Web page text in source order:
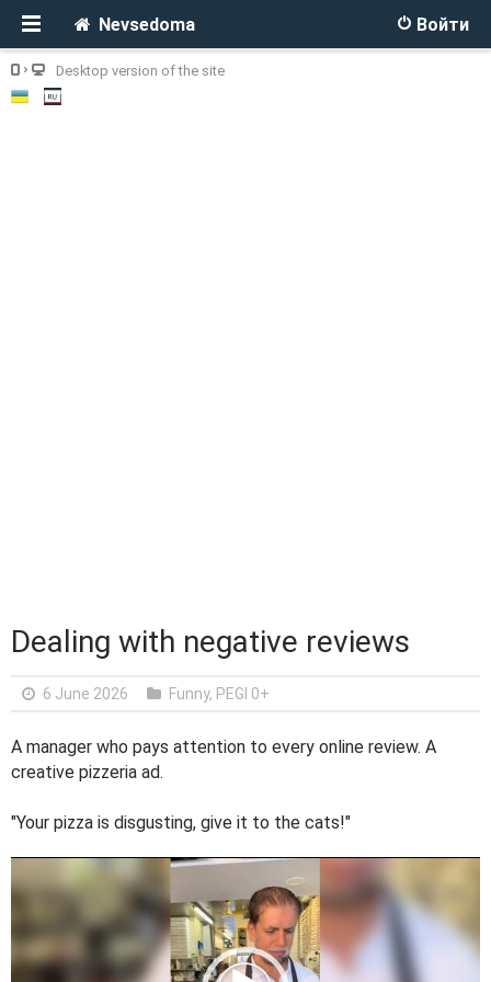
Войти
Nevsedoma
Desktop version of the site
Dealing with negative reviews
6 June 2026 Funny, PEGI 0+
A manager who pays attention to every online review. A
creative pizzeria ad.
"Your pizza is disgusting, give it to the cats!"
i
e
o